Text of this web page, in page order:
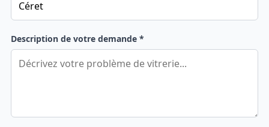
Description de votre demande *